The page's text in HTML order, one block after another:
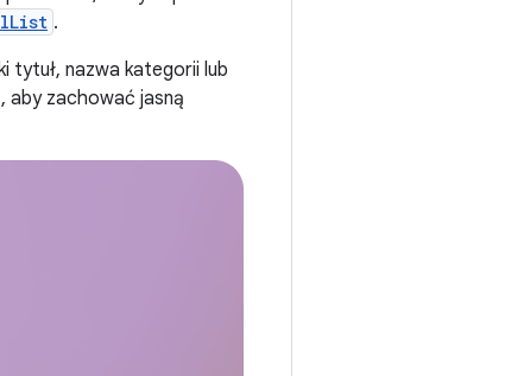
.
tytuł, nazwa kategorii lub
aby zachować jasną